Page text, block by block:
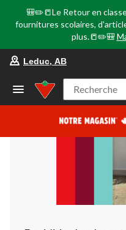
🎒✏️📒Le Retour en
fournitures scolaires,
plus.📒✏️🎒
Leduc, AB
Recherche